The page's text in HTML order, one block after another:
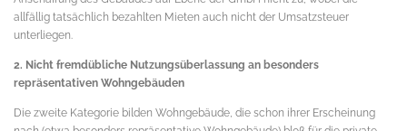
allfällig tatsächlich bezahlten Mieten auch nicht der Umsatzsteuer
unterliegen.
2. Nicht fremdübliche Nutzungsüberlassung an besonders
repräsentativen Wohngebäuden
Die zweite Kategorie bilden Wohngebäude, die schon ihrer Erscheinung